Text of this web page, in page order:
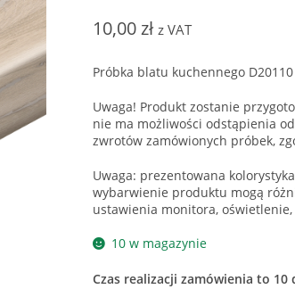
10,00zł z VAT
Próbka blatu kuchennego D20110
Uwaga! Produkt zostanie
nie ma możliwości odstąpienia
zwrotów zamówionych próbek,
Uwaga: prezentowana
wybarwienie produktu mogą
ustawienia monitora,
10 w magazynie
Czas realizacji zamówienia to 10